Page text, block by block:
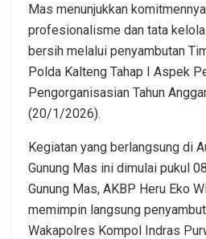
Mas menunjukkan
profesionalisme dan tata
bersih melalui penyambutan
Polda Kalteng Tahap I Aspek
Pengorganisasian Tahun
(20/1/2026).
Kegiatan yang berlangsung di
Gunung Mas ini dimulai pukul
Gunung Mas, AKBP Heru Eko
memimpin langsung
Wakapolres Kompol Indras